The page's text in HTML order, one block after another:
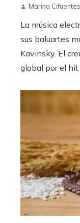
Marina Cifuentes
La música
sus baluartes
Kavinsky. El
global por el hit